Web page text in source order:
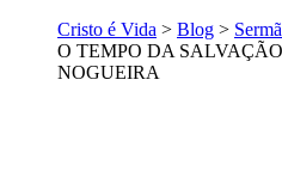
Cristo é Vida > Blog >
O TEMPO DA SALVAÇÃO
NOGUEIRA